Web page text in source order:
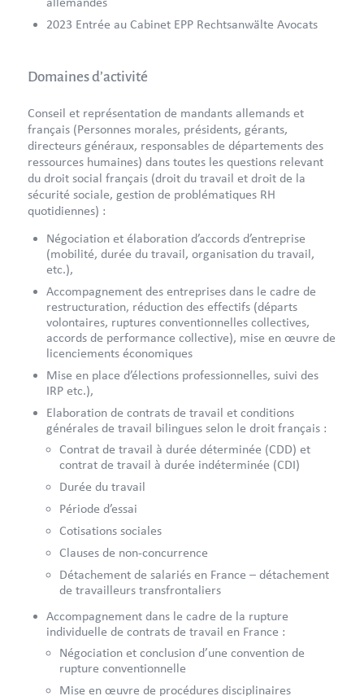
2023 Entrée au Cabinet EPP Rechtsanwälte Avocats
Domaines d’activité
Conseil et représentation de mandants allemands et
français (Personnes morales, présidents, gérants,
directeurs généraux, responsables de départements des
ressources humaines) dans toutes les questions relevant
du droit social français (droit du travail et droit de la
sécurité sociale, gestion de problématiques RH
quotidiennes) :
Négociation et élaboration d’accords d’entreprise
(mobilité, durée du travail, organisation du travail,
etc.),
Accompagnement des entreprises dans le cadre de
restructuration, réduction des effectifs (départs
volontaires, ruptures conventionnelles collectives,
accords de performance collective), mise en œuvre de
licenciements économiques
Mise en place d’élections professionnelles, suivi des
IRP etc.),
Elaboration de contrats de travail et conditions
générales de travail bilingues selon le droit français :
Contrat de travail à durée déterminée (CDD) et
contrat de travail à durée indéterminée (CDI)
Durée du travail
Période d’essai
Cotisations sociales
Clauses de non-concurrence
Détachement de salariés en France – détachement
de travailleurs transfrontaliers
Accompagnement dans le cadre de la rupture
individuelle de contrats de travail en France :
Négociation et conclusion d’une convention de
rupture conventionnelle
Mise en œuvre de procédures disciplinaires